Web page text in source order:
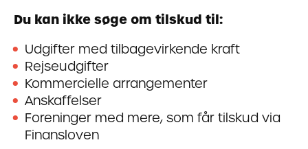
Du kan ikke søge om tilskud til:
Udgifter med tilbagevirkende kraft
Rejseudgifter
Kommercielle arrangementer
Anskaffelser
Foreninger med mere, som får tilskud via
Finansloven